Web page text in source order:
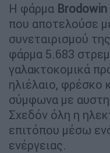
Η φάρμα Brodowin
που αποτελούσε
συνεταιρισμού
φάρμα 5.683
γαλακτοκομικά
ηλιέλαιο, φρέσκο
σύμφωνα με
Σχεδόν όλη η
επιτόπου μέσω
ενέργειας.